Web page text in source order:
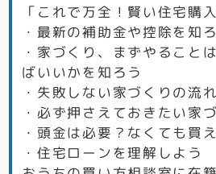
「これで万全！賢い住宅購
・最新の補助金や控除を知
・家づくり、まずやること
ばいいかを知ろう
・失敗しない家づくりの流
・必ず押さえておきたい家
・頭金は必要？なくても買
・住宅ローンを理解しよう